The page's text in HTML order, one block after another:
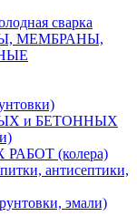
сварка
МЕМБРАНЫ,
и БЕТОННЫХ
(колера)
антисептики,
эмали)